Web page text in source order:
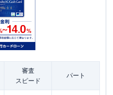
審査
スピード
パート